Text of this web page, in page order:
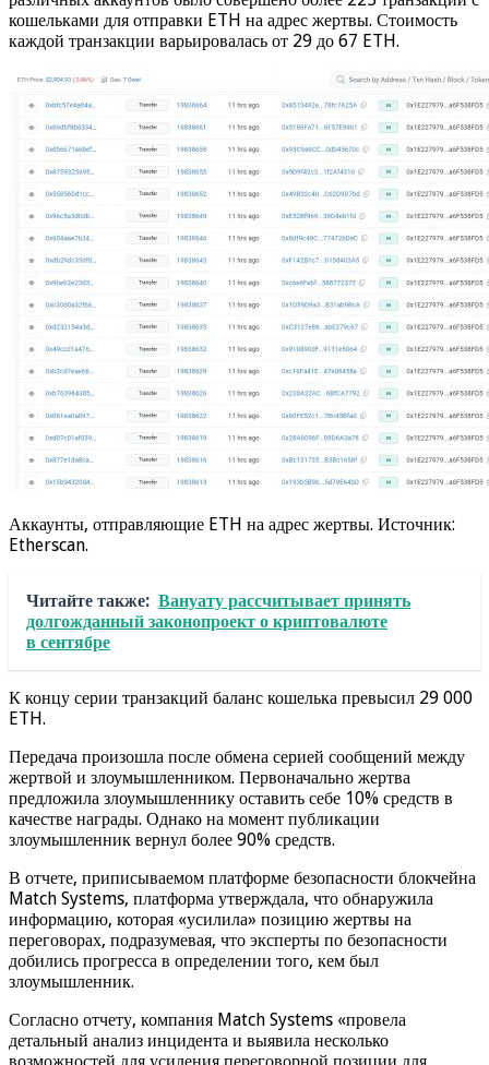
кошельками для отправки ETH на адрес жертвы. Стоимость
каждой транзакции варьировалась от 29 до 67 ETH.
Аккаунты, отправляющие ETH на адрес жертвы. Источник:
Etherscan.
Читайте также: Вануату рассчитывает принять
долгожданный законопроект о криптовалюте
в сентябре
К концу серии транзакций баланс кошелька превысил 29 000
ETH.
Передача произошла после обмена серией сообщений между
жертвой и злоумышленником. Первоначально жертва
предложила злоумышленнику оставить себе 10% средств в
качестве награды. Однако на момент публикации
злоумышленник вернул более 90% средств.
В отчете, приписываемом платформе безопасности блокчейна
Match Systems, платформа утверждала, что обнаружила
информацию, которая «усилила» позицию жертвы на
переговорах, подразумевая, что эксперты по безопасности
добились прогресса в определении того, кем был
злоумышленник.
Согласно отчету, компания Match Systems «провела
детальный анализ инцидента и выявила несколько
возможностей для усиления переговорной позиции для